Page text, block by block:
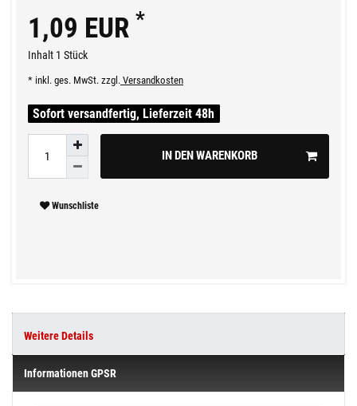
1,09 EUR *
Inhalt 1 Stück
* inkl. ges. MwSt. zzgl. Versandkosten
Sofort versandfertig, Lieferzeit 48h
IN DEN WARENKORB
Wunschliste
Weitere Details
Informationen GPSR